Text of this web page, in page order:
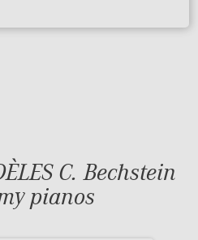
C. Bechstein
pianos